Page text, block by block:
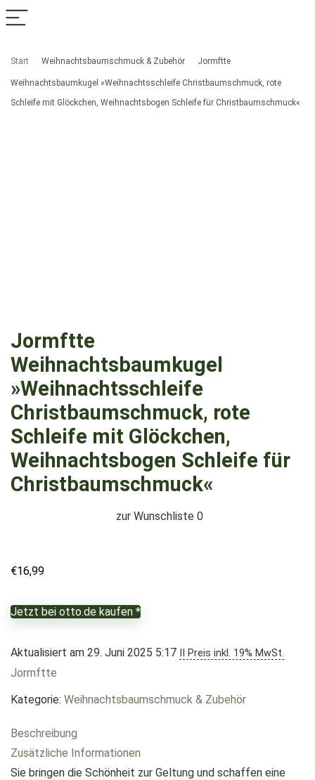
Start Weihnachtsbaumschmuck & Zubehör Jormftte
Weihnachtsbaumkugel »Weihnachtsschleife Christbaumschmuck, rote
Schleife mit Glöckchen, Weihnachtsbogen Schleife für Christbaumschmuck«
Jormftte
Weihnachtsbaumkugel
»Weihnachtsschleife
Christbaumschmuck, rote
Schleife mit Glöckchen,
Weihnachtsbogen Schleife für
Christbaumschmuck«
zur Wunschliste 0
€16,99
Jetzt bei otto.de kaufen *
Aktualisiert am 29. Juni 2025 5:17 II Preis inkl. 19% MwSt.
Jormftte
Kategorie: Weihnachtsbaumschmuck & Zubehör
Beschreibung
Zusätzliche Informationen
Sie bringen die Schönheit zur Geltung und schaffen eine